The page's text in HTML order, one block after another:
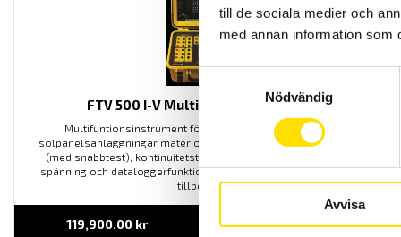
till de sociala medier och
med annan information som
Samtyckesval
Nödvändig
Avvisa
FTV 500 I-V Multifunktionstestare
Multifuntionsinstrument för kontroll och underhåll av
solpanelsanläggningar mäter omvandlingseffektivitet, I-V kurva
(med snabbtest), kontinuitetstest, isolationsprov även under
spänning och dataloggerfunktion. Levereras komplett med alla
tillbehör.
119,900.00 kr LÄS MER